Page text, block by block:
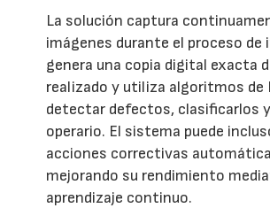
La solución captura
imágenes durante el proceso de
genera una copia digital exacta
realizado y utiliza algoritmos de
detectar defectos, clasificarlos
operario. El sistema puede
acciones correctivas
mejorando su rendimiento
aprendizaje continuo.